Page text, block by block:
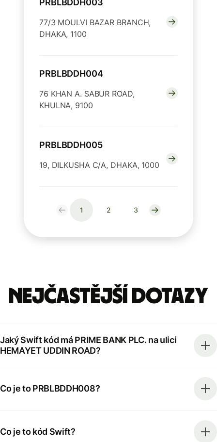
PRBLBDDH003
77/3 MOULVI BAZAR BRANCH,
DHAKA, 1100
PRBLBDDH004
76 KHAN A. SABUR ROAD,
KHULNA, 9100
PRBLBDDH005
19, DILKUSHA C/A, DHAKA, 1000
1 2 3
Nejčastější dotazy
Jaký Swift kód má PRIME BANK PLC. na ulici
HEMAYET UDDIN ROAD?
Co je to PRBLBDDH008?
Co je to kód Swift?